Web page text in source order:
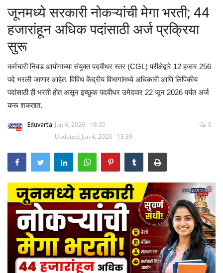
गॅलरी
Language
English Marathi
जूनमध्ये सरकारी नोकऱ्यांची मेगा भरती; 44
हजारांहून अधिक पदांसाठी अर्ज प्रक्रिया
सुरू
कर्मचारी निवड आयोगाच्या संयुक्त पदवीधर स्तर (CGL) परीक्षेद्वारे 12 हजार 256
पदे भरली जाणार आहेत. विविध केंद्रीय विभागांमध्ये अधिकारी आणि लिपिकीय
पदांसाठी ही भरती होत असून इच्छुक पदवीधर उमेदवार 22 जून 2026 पर्यंत अर्ज
करू शकतात.
Eduvarta Jun 4, 2026 - 18:05
Updated: Jun 4, 2026 - 18:39
0